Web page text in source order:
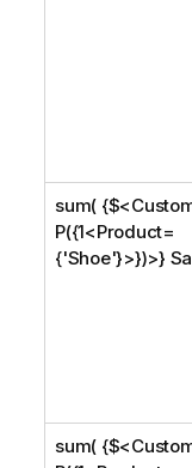
sum(
P({1<Product=
{'Shoe'}>})>}
sum(